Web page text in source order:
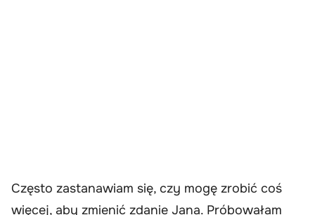
Często zastanawiam się, czy mogę zrobić coś
więcej, aby zmienić zdanie Jana. Próbowałam